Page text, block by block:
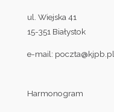
ul. Wiejska 41
15-351 Białystok
e-mail: poczta@kjpb.pl
Harmonogram